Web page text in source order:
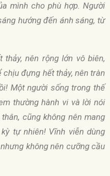
mình cho phù hợp. Người
hướng đến ánh sáng, từ
thảy, nên rộng lớn vô biên,
đựng hết thảy, nên tràn
Một người sống trong thế
thường hành vi và lời nói
cũng không nên mang
tự nhiên! Vĩnh viễn dùng
không nên cưỡng cầu